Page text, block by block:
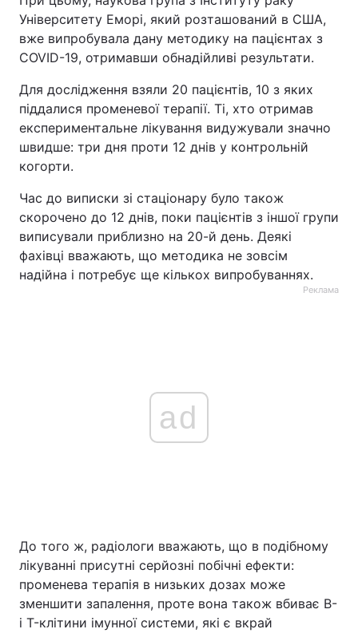
Тема оформлення
Університету Еморі, який розташований в США,
вже випробувала дану методику на пацієнтах з
СOVID-19, отримавши обнадійливі результати.
Для дослідження взяли 20 пацієнтів, 10 з яких
піддалися променевої терапії. Ті, хто отримав
експериментальне лікування видужували значно
швидше: три дня проти 12 днів у контрольній
когорти.
Час до виписки зі стаціонару було також
скорочено до 12 днів, поки пацієнтів з іншої групи
виписували приблизно на 20-й день. Деякі
фахівці вважають, що методика не зовсім
надійна і потребує ще кількох випробуваннях.
Реклама
ad
До того ж, радіологи вважають, що в подібному
лікуванні присутні серйозні побічні ефекти:
променева терапія в низьких дозах може
зменшити запалення, проте вона також вбиває B-
і T-клітини імунної системи, які є вкрай